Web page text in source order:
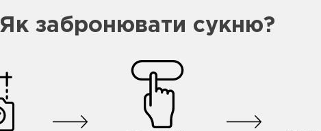
Як забронювати сукню?